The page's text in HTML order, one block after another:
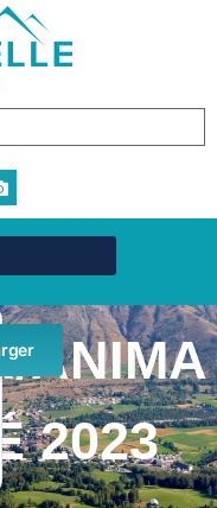
ANIMA
2023